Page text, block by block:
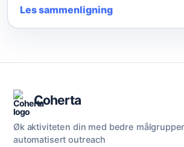
Les sammenligning
Coherta
Øk aktiviteten din med bedre
automatisert outreach